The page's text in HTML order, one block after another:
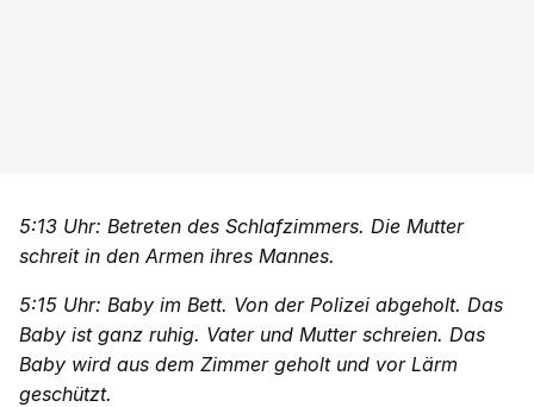
5:13 Uhr: Betreten des Schlafzimmers. Die Mutter
schreit in den Armen ihres Mannes.
5:15 Uhr: Baby im Bett. Von der Polizei abgeholt. Das
Baby ist ganz ruhig. Vater und Mutter schreien. Das
Baby wird aus dem Zimmer geholt und vor Lärm
geschützt.